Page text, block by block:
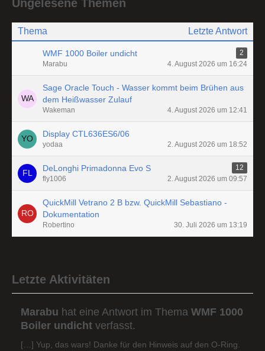
Ungelesene Themen
Thema Letzte Antwort
WMF 1000 Boiler undicht
2
Marabu
4. August 2026 um 16:24
Sage Oracle Touch - Wasser kommt beim Brühen aus
dem Heißwasser Zulauf
Wakeman 4. August 2026 um 12:41
Display CTL636ES6/06
yodaa 2. August 2026 um 18:52
DeLonghi Primadonna Evo S
12
fly1006
2. August 2026 um 09:57
QuickMill Vetrano 2 B bzw. QuickMill Sebastiano -
Dokumentation
Robertino 30. Juli 2026 um 13:19
Letzte Aktivitäten
Marabu hat eine Antwort im Thema WMF 1000
Boiler undicht verfasst.
[…] Yup, das wars! Danke für den Hinweis auf den O-Ring.